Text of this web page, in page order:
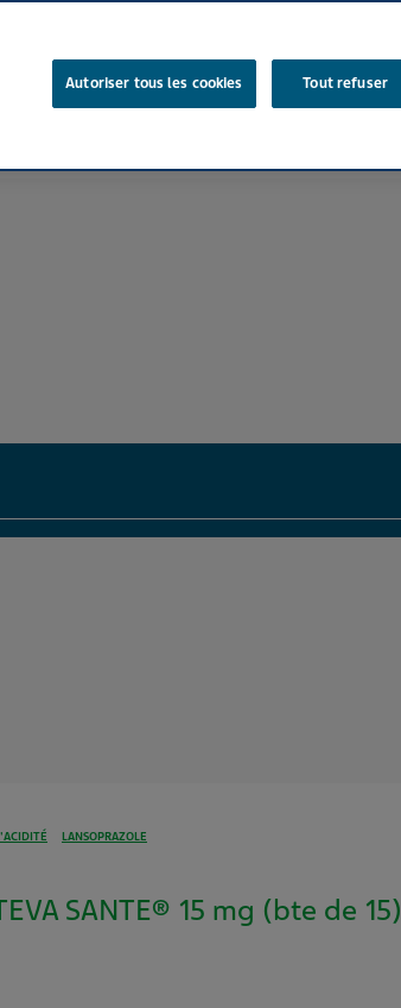
LANSOPRAZOLE
SANTE® 15 mg (bte de 15)
Autoriser tous les cookies Tout refuser